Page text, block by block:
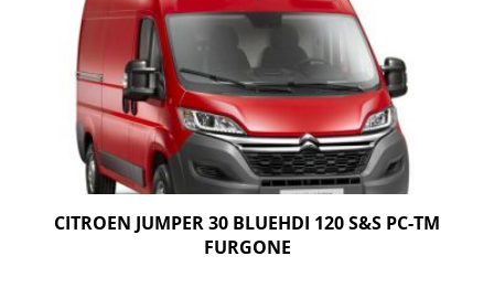
CITROEN JUMPER 30 BLUEHDI 120 S&S PC-TM
FURGONE